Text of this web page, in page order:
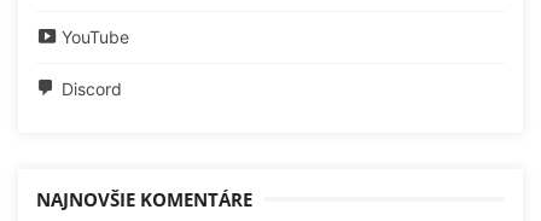
YouTube
Discord
NAJNOVŠIE KOMENTÁRE